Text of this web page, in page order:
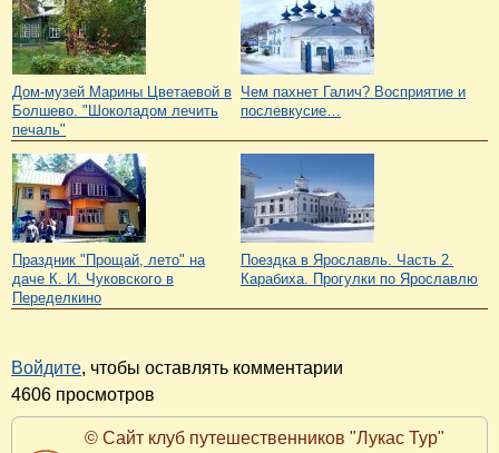
Дом-музей Марины Цветаевой в
Болшево. "Шоколадом лечить
печаль"
Чем пахнет Галич? Восприятие и
послевкусие…
Праздник "Прощай, лето" на
даче К. И. Чуковского в
Переделкино
Поездка в Ярославль. Часть 2.
Карабиха. Прогулки по Ярославлю
Войдите, чтобы оставлять комментарии
4606 просмотров
© Сайт клуб путешественников "Лукас Тур"